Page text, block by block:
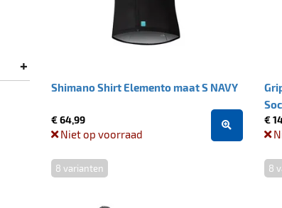
+
Shimano Shirt Elemento maat S NAVY
€ 64,99
Niet op voorraad
€
8 varianten 8